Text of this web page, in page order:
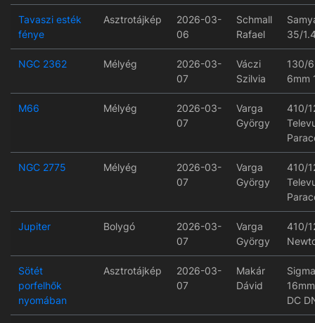
Tavaszi esték
fénye
Asztrotájkép
2026-03-
06
Schmall
Rafael
35/
NGC 2362 Mélyég
2026-03-
07
Váczi
Szilvia
130/
6mm
M66 Mélyég
2026-03-
07
Varga
György
410/
NGC 2775 Mélyég
2026-03-
07
Varga
György
410/
Jupiter Bolygó
2026-03-
07
Varga
György
410/
Sötét
porfelhők
nyomában
Asztrotájkép
2026-03-
07
Makár
Dávid
Sigma
DC